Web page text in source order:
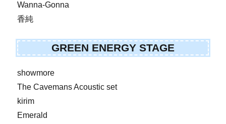
Wanna-Gonna
香純
GREEN ENERGY STAGE
showmore
The Cavemans Acoustic set
kirim
Emerald